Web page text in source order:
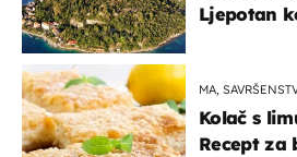
Ljepotan
MA,
Kolač s
Recept za